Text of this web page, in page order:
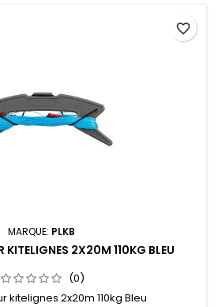
MARQUE: PLKB
KITELIGNES 2X20M 110KG BLEU
(0)
kitelignes 2x20m 110kg Bleu
favorite_border